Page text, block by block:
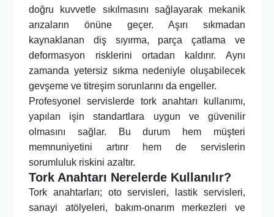
doğru kuvvetle sıkılmasını sağlayarak mekanik
arızaların önüne geçer. Aşırı sıkmadan
kaynaklanan diş sıyırma, parça çatlama ve
deformasyon risklerini ortadan kaldırır. Aynı
zamanda yetersiz sıkma nedeniyle oluşabilecek
gevşeme ve titreşim sorunlarını da engeller.
Profesyonel servislerde tork anahtarı kullanımı,
yapılan işin standartlara uygun ve güvenilir
olmasını sağlar. Bu durum hem müşteri
memnuniyetini artırır hem de servislerin
sorumluluk riskini azaltır.
Tork Anahtarı Nerelerde Kullanılır?
Tork anahtarları; oto servisleri, lastik servisleri,
sanayi atölyeleri, bakım-onarım merkezleri ve